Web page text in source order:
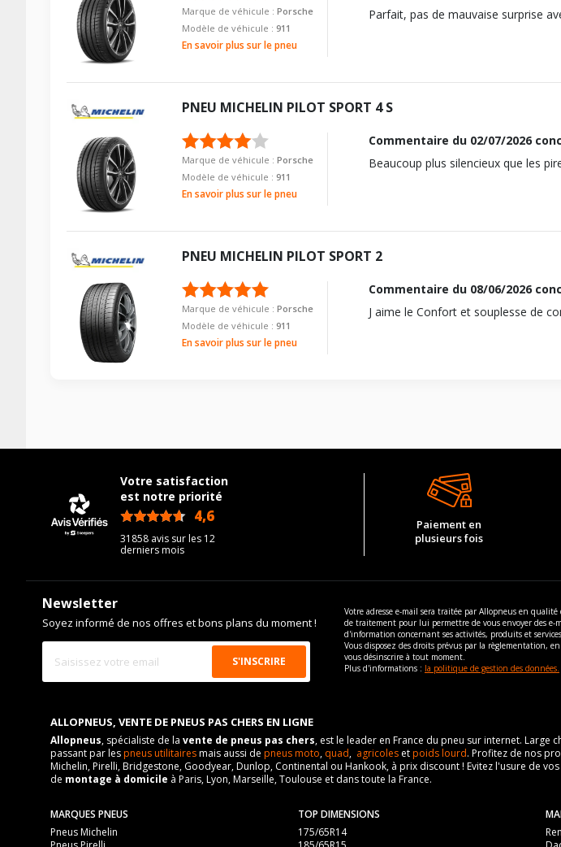
205/55R16 90 Z 2
245/45R16 94 Z
Marque du véhicule
Motorisation
Année de début de modèle
Année de fin de modèle
Energie
Année de début de motorisation
Année de fin de motorisation
Code motorisation
Numéro de moteur
Frein performance
VISSERIE PORSCHE 911 (964) SPEEDSTER DE 08-1992 À 06-1994 3.6 CARRERA (250CV)
Type de boulon
Taille de la tête de boulon
Marque de véhicule : Porsche
Modèle de véhicule : 911
En savoir plus sur le pneu
Parfait, pas de mauvaise surprise
PNEU MICHELIN PILOT SPORT 4 S
Marque de véhicule : Porsche
Modèle de véhicule : 911
En savoir plus sur le pneu
Commentaire du 02/07/2026
Beaucoup plus silencieux que les
PNEU MICHELIN PILOT SPORT 2
Marque de véhicule : Porsche
Modèle de véhicule : 911
En savoir plus sur le pneu
Commentaire du 08/06/2026
J aime le Confort et souplesse de
Votre satisfaction
est notre priorité
4,6
31858 avis sur les 12
derniers mois
Paiement en
plusieurs fois
Newsletter
Soyez informé de nos offres et bons plans du moment !
Votre adresse e-mail sera traitée par Allopneus en qualité
de traitement pour lui permettre de vous envoyer des e-
d'information concernant ses activités, produits et services.
Vous disposez des droits prévus par la règlementation,
vous désinscrire à tout moment.
Plus d'informations : la politique de gestion des données.
ALLOPNEUS, VENTE DE PNEUS PAS CHERS EN LIGNE
Allopneus, spécialiste de la vente de pneus pas chers, est le leader en France du pneu sur internet. Large
passant par lespneus utilitairesmais aussi de pneus moto, quad, agricoles etpoids lourd. Profitez de nos
Michelin, Pirelli, Bridgestone, Goodyear, Dunlop, Continental ou Hankook, à prix discount ! Evitez l'usure de
de montage à domicile à Paris, Lyon, Marseille, Toulouse et dans toute la France.
MARQUES PNEUS
Pneus Michelin
TOP DIMENSIONS
175/65R14